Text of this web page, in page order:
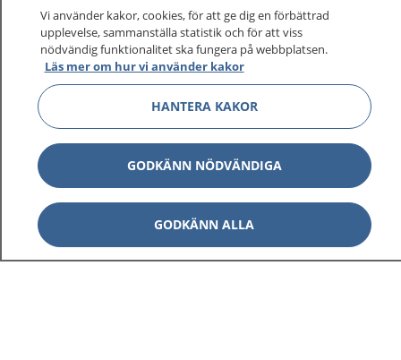
1177 på flera språk
Om 1177 Visa
Kontakt Visa
Behandling av personuppgifter
Vi använder kakor, cookies, för att ge dig en förbättrad
upplevelse, sammanställa statistik och för att viss
nödvändig funktionalitet ska fungera på webbplatsen.
Läs mer om hur vi använder kakor
HANTERA KAKOR
GODKÄNN NÖDVÄNDIGA
GODKÄNN ALLA